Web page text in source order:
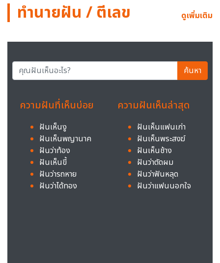
ทำนายฝัน / ตีเลข ดูเพิ่มเติม
ค้นหา
ความฝันที่เห็นบ่อย
ฝันเห็นงู
ฝันเห็นพญานาค
ฝันว่าท้อง
ฝันเห็นขี้
ฝันว่ารถหาย
ฝันว่าได้ทอง
ความฝันเห็นล่าสุด
ฝันเห็นแฟนเก่า
ฝันเห็นพระสงฆ์
ฝันเห็นช้าง
ฝันว่าตัดผม
ฝันว่าฟันหลุด
ฝันว่าแฟนนอกใจ